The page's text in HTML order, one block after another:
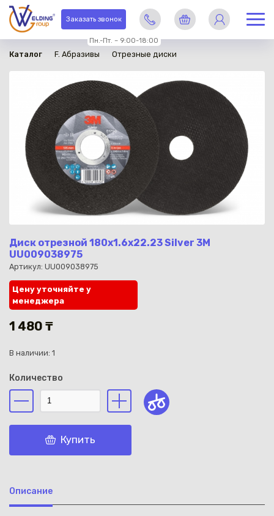
Заказать звонок
Пн.-Пт. – 9:00-18:00
Каталог F. Абразивы Отрезные диски
Диск отрезной 180х1.6х22.23 Silver 3М
UU009038975
Артикул: UU009038975
в наличии
Цену уточняйте у
менеджера
1 480 ₸
В наличии: 1
Количество
Купить
Описание